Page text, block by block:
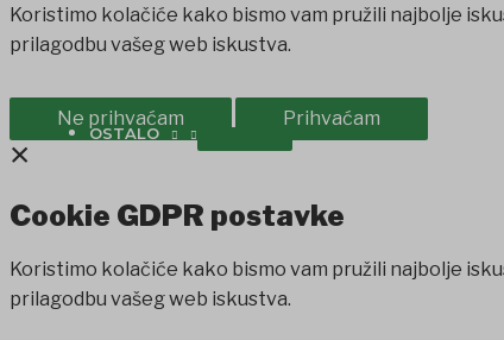
OSTALO
Koristimo kolačiće kako bismo vam pružili najbolje
prilagodbu vašeg web iskustva.
Ne prihvaćam Prihvaćam
×
Cookie GDPR postavke
Koristimo kolačiće kako bismo vam pružili najbolje
prilagodbu vašeg web iskustva.